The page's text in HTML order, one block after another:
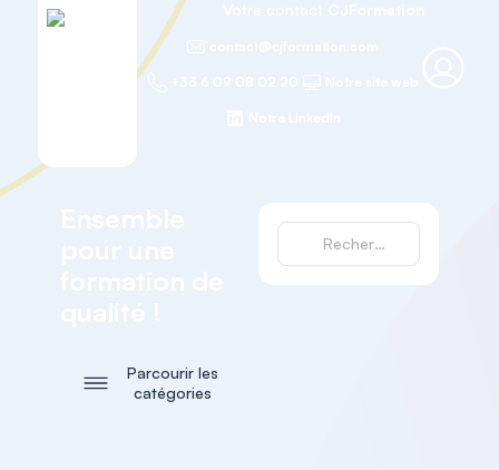
Parcourir les
catégories